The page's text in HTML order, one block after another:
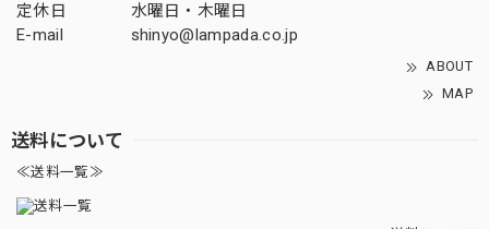
定休日
水曜日・木曜日
E-mail
shinyo@lampada.co.jp
ABOUT
MAP
送料について
≪送料一覧≫